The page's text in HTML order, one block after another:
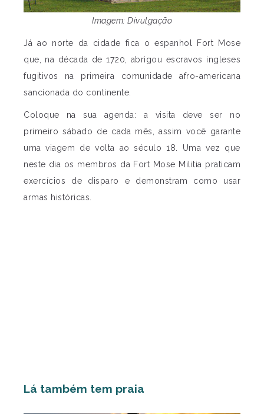
Imagem: Divulgação
Já ao norte da cidade fica o espanhol Fort Mose
que, na década de 1720, abrigou escravos ingleses
fugitivos na primeira comunidade afro-americana
sancionada do continente.
Coloque na sua agenda: a visita deve ser no
primeiro sábado de cada mês, assim você garante
uma viagem de volta ao século 18. Uma vez que
neste dia os membros da Fort Mose Militia praticam
exercícios de disparo e demonstram como usar
armas históricas.
Lá também tem praia